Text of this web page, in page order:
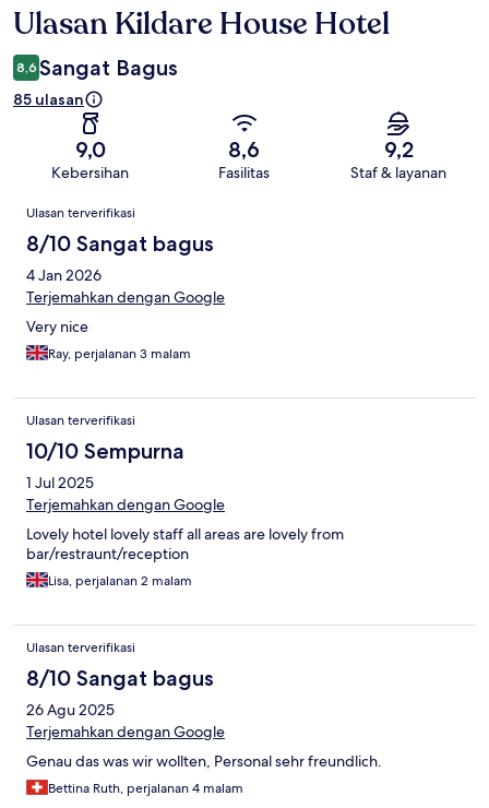
Ulasan
Ulasan Kildare House Hotel
8,6 Sangat Bagus
85 ulasan
9,0
Kebersihan
8,6
Fasilitas
9,2
Staf & layanan
Ulasan
Ulasan terverifikasi
8/10 Sangat bagus
4 Jan 2026
Terjemahkan dengan Google
Very nice
Ray, perjalanan 3 malam
Ulasan terverifikasi
10/10 Sempurna
1 Jul 2025
Terjemahkan dengan Google
Lovely hotel lovely staff all areas are lovely from
bar/restraunt/reception
Lisa, perjalanan 2 malam
Ulasan terverifikasi
8/10 Sangat bagus
26 Agu 2025
Terjemahkan dengan Google
Genau das was wir wollten, Personal sehr freundlich.
Bettina Ruth, perjalanan 4 malam